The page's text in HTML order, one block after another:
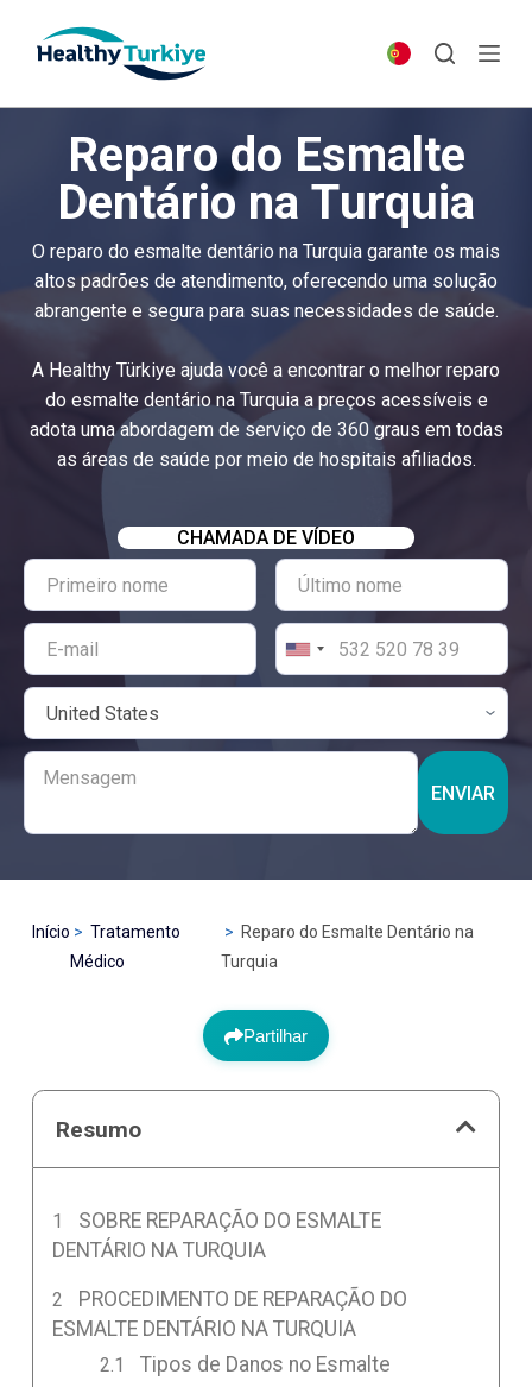
p
Reparo do Esmalte
Dentário na Turquia
O reparo do esmalte dentário na Turquia garante os mais
altos padrões de atendimento, oferecendo uma solução
abrangente e segura para suas necessidades de saúde.
A Healthy Türkiye ajuda você a encontrar o melhor reparo
do esmalte dentário na Turquia a preços acessíveis e
adota uma abordagem de serviço de 360 graus em todas
as áreas de saúde por meio de hospitais afiliados.
CHAMADA DE VÍDEO
ENVIAR
Início
Tratamento
Médico
Reparo do Esmalte Dentário na
Turquia
Partilhar
Resumo
SOBRE REPARAÇÃO DO ESMALTE
DENTÁRIO NA TURQUIA
PROCEDIMENTO DE REPARAÇÃO DO
ESMALTE DENTÁRIO NA TURQUIA
Tipos de Danos no Esmalte